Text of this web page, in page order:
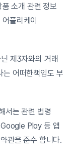
소개 관련 정보
플리케이
제3자와의 거래
는 어떠한책임도 부
서는 관련 법령
Google Play 등 앱
관을 준수 합니다.